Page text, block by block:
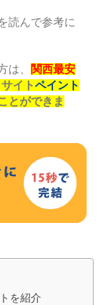
読んで参考に
は、 関西最安
イトペイント
とができま
を紹介